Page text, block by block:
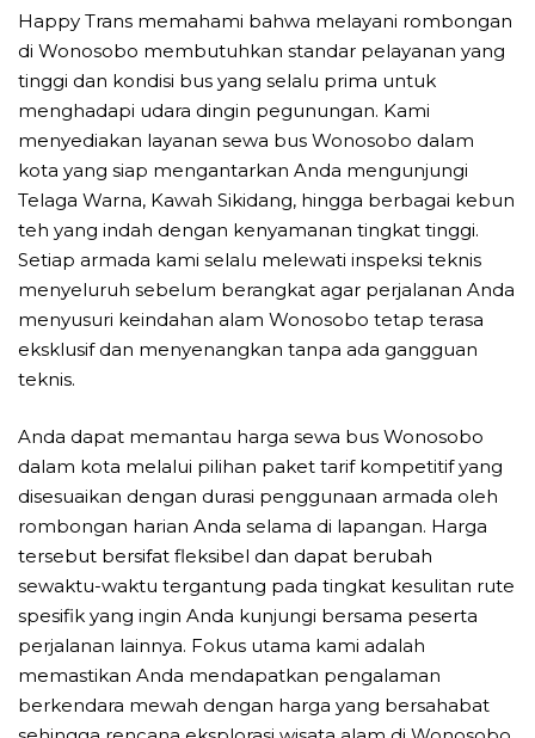
Happy Trans memahami bahwa melayani rombongan
di Wonosobo membutuhkan standar pelayanan yang
tinggi dan kondisi bus yang selalu prima untuk
menghadapi udara dingin pegunungan. Kami
menyediakan layanan sewa bus Wonosobo dalam
kota yang siap mengantarkan Anda mengunjungi
Telaga Warna, Kawah Sikidang, hingga berbagai kebun
teh yang indah dengan kenyamanan tingkat tinggi.
Setiap armada kami selalu melewati inspeksi teknis
menyeluruh sebelum berangkat agar perjalanan Anda
menyusuri keindahan alam Wonosobo tetap terasa
eksklusif dan menyenangkan tanpa ada gangguan
teknis.
Anda dapat memantau harga sewa bus Wonosobo
dalam kota melalui pilihan paket tarif kompetitif yang
disesuaikan dengan durasi penggunaan armada oleh
rombongan harian Anda selama di lapangan. Harga
tersebut bersifat fleksibel dan dapat berubah
sewaktu-waktu tergantung pada tingkat kesulitan rute
spesifik yang ingin Anda kunjungi bersama peserta
perjalanan lainnya. Fokus utama kami adalah
memastikan Anda mendapatkan pengalaman
berkendara mewah dengan harga yang bersahabat